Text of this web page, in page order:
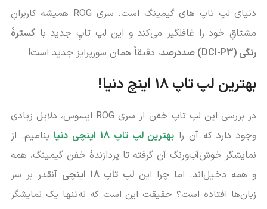
دنیای لپ تاپ های گیمینگ است. سری ROG همیشه کاربرانِ
مشتاقِ خود را غافلگیر می‌کند و این لپ تاپِ جدید باگسترۀ
رنگی (DCI-P3) صددرصد
، دقیقاً همان سورپرایز جدید است!
بهترین لپ تاپ 18 اینچ دنیا!
در بررسی این لپ تاپ خفن از سری ROG ایسوس، دلایل زیادی
وجود دارد که آن را بهترین لپ تاپ 18 اینچی دنیا
بنامیم. از
نمایشگر خوش‌آب‌ورنگ آن گرفته تا پردازندۀ خفن گیمینگ، همه
و همه دخیل‌اند. اما چرا اینلپ تاپ 18 اینچی
آنقدر بر سر
زبان‌ها افتاده است؟ حقیقت این است که نه‌تنها یک نمایشگر